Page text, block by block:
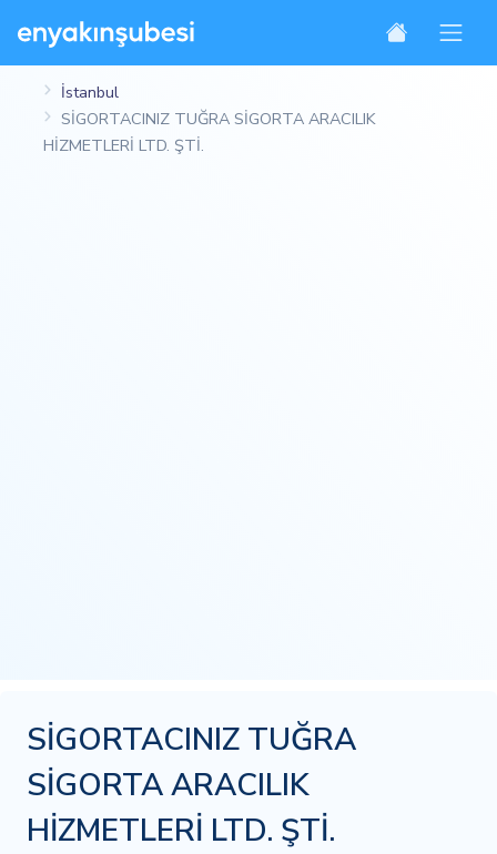
İstanbul
SİGORTACINIZ TUĞRA SİGORTA ARACILIK
HİZMETLERİ LTD. ŞTİ.
SİGORTACINIZ TUĞRA
SİGORTA ARACILIK
HİZMETLERİ LTD. ŞTİ.